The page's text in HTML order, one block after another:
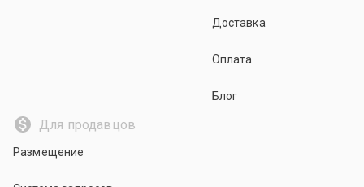
Доставка
Оплата
Блог
Для продавцов
Размещение